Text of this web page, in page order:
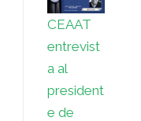
CEAAT
entrevist
a al
president
e de